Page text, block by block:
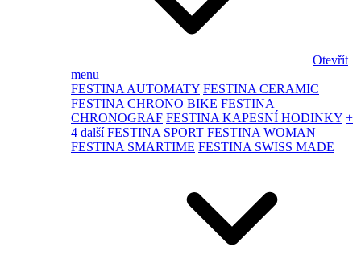
Otevřít
menu
FESTINA AUTOMATY FESTINA CERAMIC
FESTINA CHRONO BIKE FESTINA
CHRONOGRAF FESTINA KAPESNÍ HODINKY +
4 další FESTINA SPORT FESTINA WOMAN
FESTINA SMARTIME FESTINA SWISS MADE